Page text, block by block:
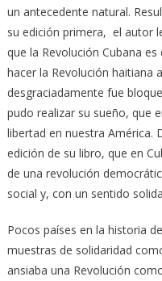
un antecedente natural.
su edición primera, el autor
que la Revolución Cubana
hacer la Revolución haitiana
desgraciadamente fue
pudo realizar su sueño, que
libertad en nuestra América.
edición de su libro, que en
de una revolución
social y, con un sentido
Pocos países en la historia
muestras de solidaridad
ansiaba una Revolución